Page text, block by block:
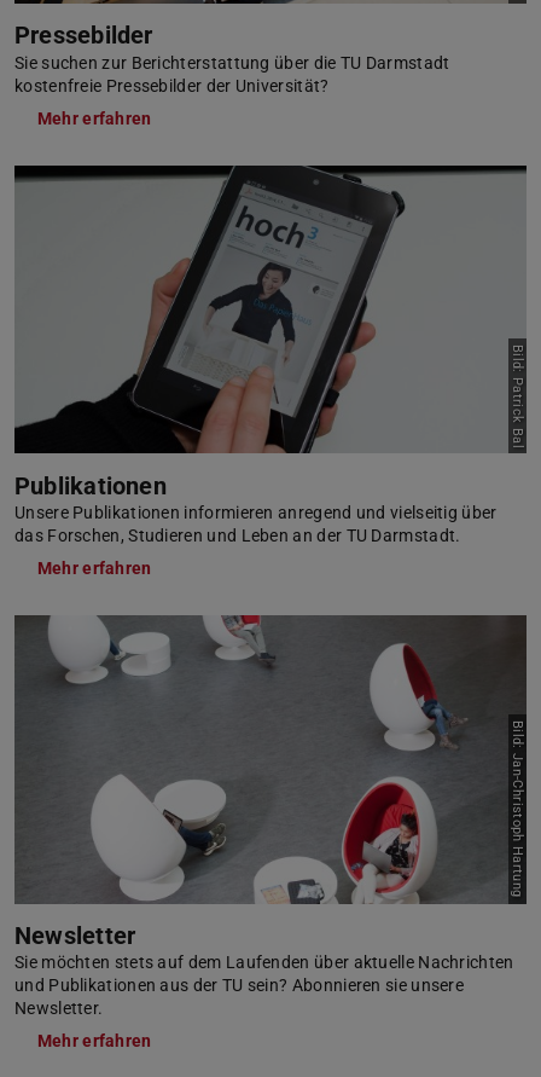
Pressebilder
Sie suchen zur Berichterstattung über die TU Darmstadt
kostenfreie Pressebilder der Universität?
Mehr erfahren
Bild: Patrick Bal
Publikationen
Unsere Publikationen informieren anregend und vielseitig über
das Forschen, Studieren und Leben an der TU Darmstadt.
Mehr erfahren
Bild: Jan-Christoph Hartung
Newsletter
Sie möchten stets auf dem Laufenden über aktuelle Nachrichten
und Publikationen aus der TU sein? Abonnieren sie unsere
Newsletter.
Mehr erfahren